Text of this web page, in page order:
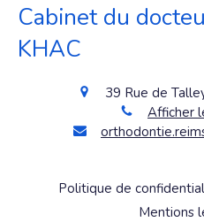
Cabinet du
KHAC
39 Rue de
Afficher
Politique de
Mentions